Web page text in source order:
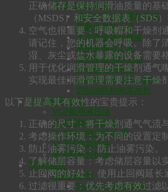
环保金属加工油
通用水溶性金属加工液
重载金属加工液
水溶性金属拉伸液
通用金属加工油
高强度金属加工油
雾化极压切削油
生物基金属冲压拉伸油
切削油防粘附添加剂
VGP船用油品
VGP船用液压油
VGP艉轴管润滑油
VGP钢丝绳润滑油/脂
VGP环保齿轮油
两冲程舷外机油
车用油品
燃油添加剂
Bio-Plus汽油添加剂
正确储存是保持润滑油质量的基
（MSDS）和安全数据表（SDS
空气也很重要：呼吸帽和干燥剂
请记住，您的机器会呼吸。除了
湿、灰尘或盐水暴露的设备需要
用于优化润滑管理的干燥剂通气
实现最佳润滑管理需要注意干燥
以下是提高其有效性的宝贵提示：
正确的尺寸：将干燥剂通气气流
考虑操作环境：为不同的设置定
防止油雾污染： 防止油雾污染。
了解储层容量：考虑储层容量以
止回阀的好处： 使用止回阀延长
过滤很重要：优先考虑有效过滤